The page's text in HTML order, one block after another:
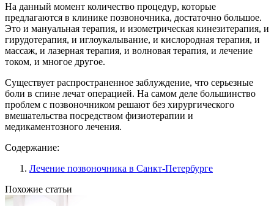
На данный момент количество процедур, которые
предлагаются в клинике позвоночника, достаточно большое.
Это и мануальная терапия, и изометрическая кинезитерапия, и
гирудотерапия, и иглоукалывание, и кислородная терапия, и
массаж, и лазерная терапия, и волновая терапия, и лечение
током, и многое другое.
Существует распространенное заблуждение, что серьезные
боли в спине лечат операцией. На самом деле большинство
проблем с позвоночником решают без хирургического
вмешательства посредством физиотерапии и
медикаментозного лечения.
Содержание:
Лечение позвоночника в Санкт-Петербурге
Похожие статьи